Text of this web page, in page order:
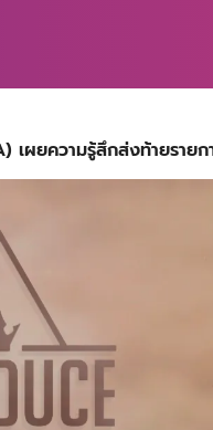
เผยความรู้สึกส่งท้ายราย